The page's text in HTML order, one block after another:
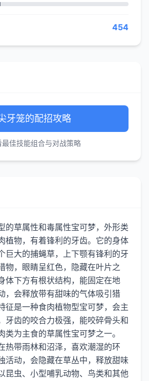
454
牙笼的配招攻略
最佳技能组合与对战策略
的草属性和毒属性宝可梦，外形类
植物，有着锋利的牙齿。它的身体
巨大的捕蝇草，上下颚有锋利的牙
物，眼睛呈红色，隐藏在叶片之
体下方有根状结构，能固定在地
，会释放带有甜味的气体吸引猎
征是一种食肉植物型宝可梦，会主
牙齿的咬合力极强，能咬碎骨头和
类为主食的草属性宝可梦之一。
热带雨林和沼泽，喜欢潮湿的环
活动，会隐藏在草丛中，释放甜味
昆虫、小型哺乳动物、鸟类和其他